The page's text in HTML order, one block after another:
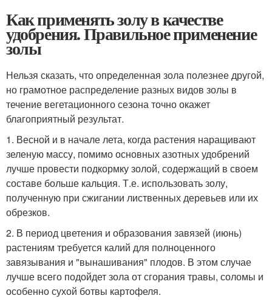
Как применять золу в качестве
удобрения. Правильное применение
золы
Нельзя сказать, что определенная зола полезнее другой,
но грамотное распределение разных видов золы в
течение вегетационного сезона точно окажет
благоприятный результат.
1. Весной и в начале лета, когда растения наращивают
зеленую массу, помимо основных азотных удобрений
лучше провести подкормку золой, содержащий в своем
составе больше кальция. Т.е. использовать золу,
полученную при сжигании лиственных деревьев или их
обрезков.
2. В период цветения и образования завязей (июнь)
растениям требуется калий для полноценного
завязывания и "вынашивания" плодов. В этом случае
лучше всего подойдет зола от сгорания травы, соломы и
особенно сухой ботвы картофеля.